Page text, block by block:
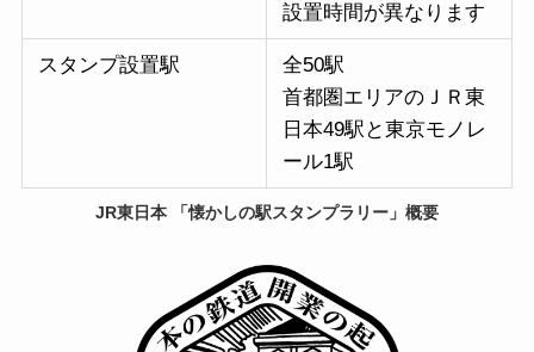
設置時間が異なります
スタンプ設置駅
全50駅
首都圏エリアのＪＲ東
日本49駅と東京モノレ
ール1駅
JR東日本 「懐かしの駅スタンプラリー」概要